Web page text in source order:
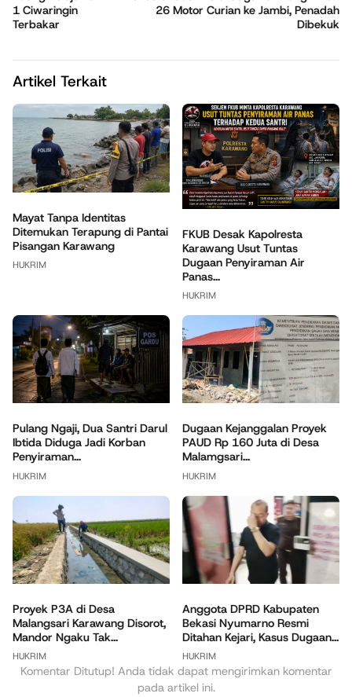
1 Ciwaringin
Terbakar
26 Motor Curian ke Jambi, Penadah
Dibekuk
Artikel Terkait
Mayat Tanpa Identitas
Ditemukan Terapung di Pantai
Pisangan Karawang
HUKRIM
FKUB Desak Kapolresta
Karawang Usut Tuntas
Dugaan Penyiraman Air
Panas...
HUKRIM
Pulang Ngaji, Dua Santri Darul
Ibtida Diduga Jadi Korban
Penyiraman...
HUKRIM
Dugaan Kejanggalan Proyek
PAUD Rp 160 Juta di Desa
Malamgsari...
HUKRIM
Proyek P3A di Desa
Malangsari Karawang Disorot,
Mandor Ngaku Tak...
HUKRIM
Anggota DPRD Kabupaten
Bekasi Nyumarno Resmi
Ditahan Kejari, Kasus Dugaan...
HUKRIM
Komentar Ditutup! Anda tidak dapat mengirimkan komentar
pada artikel ini.